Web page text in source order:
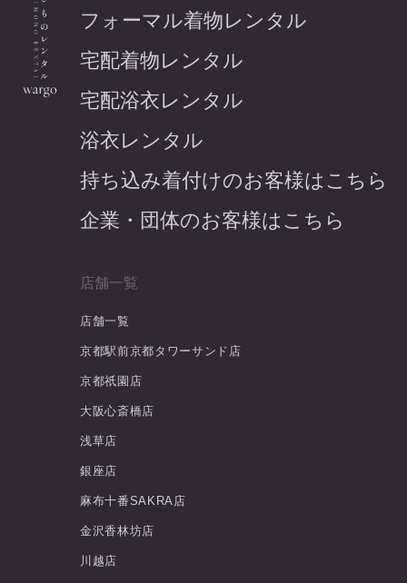
フォーマル着物レンタル
宅配着物レンタル
宅配浴衣レンタル
浴衣レンタル
持ち込み着付けのお客様はこちら
企業・団体のお客様はこちら
店舗一覧
店舗一覧
京都駅前京都タワーサンド店
京都祇園店
大阪心斎橋店
浅草店
銀座店
麻布十番SAKRA店
金沢香林坊店
川越店